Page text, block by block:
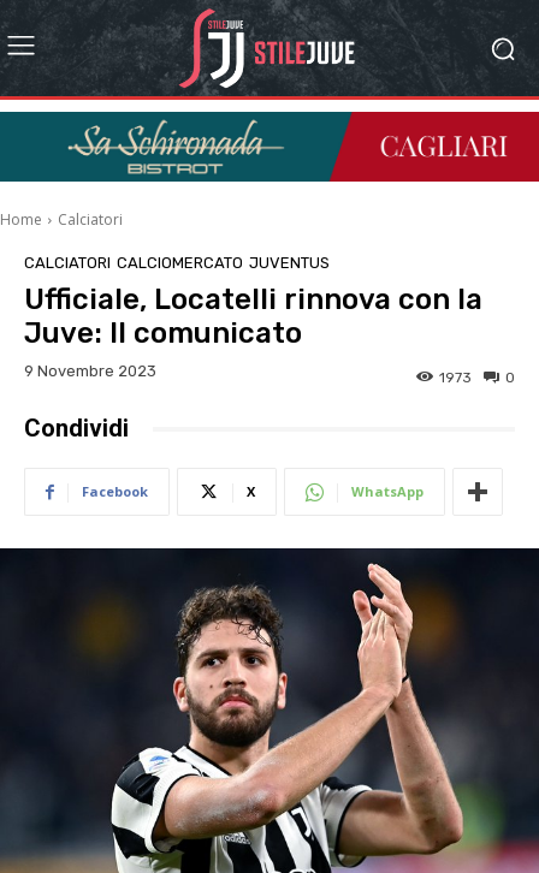
Home Calciatori
CALCIATORI CALCIOMERCATO JUVENTUS
Ufficiale, Locatelli rinnova con la
Juve: Il comunicato
9 Novembre 2023 0
1973
Condividi
Facebook X WhatsApp